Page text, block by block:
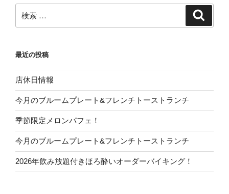
ン
索:
最近の投稿
店休日情報
今月のブルームプレート&フレンチトーストランチ
季節限定メロンパフェ！
今月のブルームプレート&フレンチトーストランチ
2026年飲み放題付きほろ酔いオーダーバイキング！